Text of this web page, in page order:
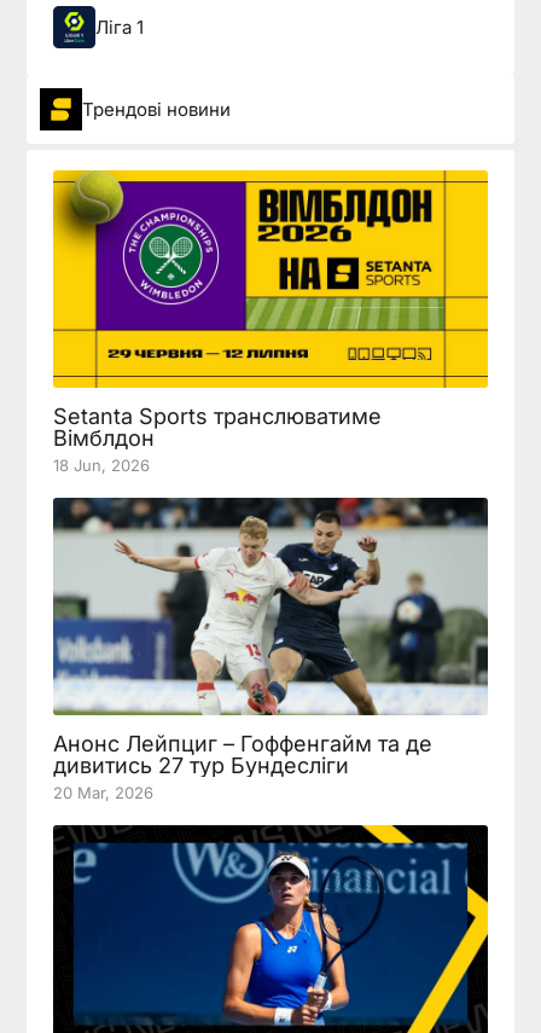
Ліга 1
Трендові новини
Setanta Sports транслюватиме
Вімблдон
18 Jun, 2026
Анонс Лейпциг – Гоффенгайм та де
дивитись 27 тур Бундесліги
20 Mar, 2026